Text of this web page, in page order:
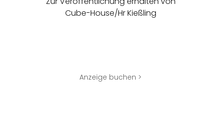
Cube-House/Hr Kießling
Anzeige buchen >